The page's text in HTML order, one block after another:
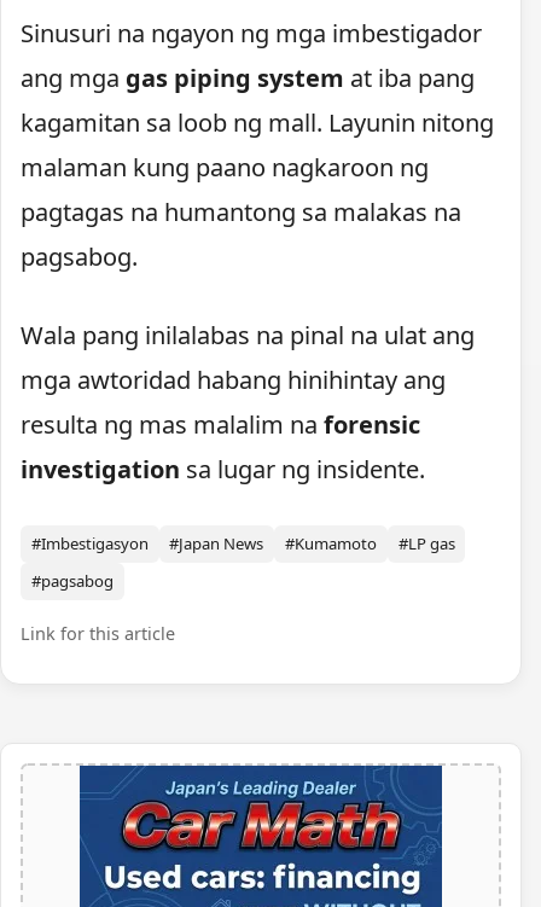
Sinusuri na ngayon ng mga imbestigador
ang mga gas piping system at iba pang
kagamitan sa loob ng mall. Layunin nitong
malaman kung paano nagkaroon ng
pagtagas na humantong sa malakas na
pagsabog.
Wala pang inilalabas na pinal na ulat ang
mga awtoridad habang hinihintay ang
resulta ng mas malalim na forensic
investigation sa lugar ng insidente.
#Imbestigasyon #Japan News #Kumamoto
#LP gas
#pagsabog
Link for this article